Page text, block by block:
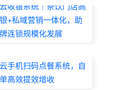
收银系统｜茶饮门店高
+私域营销一体化，助
连锁规模化发展
手机扫码点餐系统，自
高效提效增收